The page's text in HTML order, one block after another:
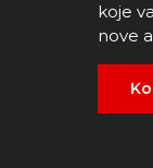
koje
nove